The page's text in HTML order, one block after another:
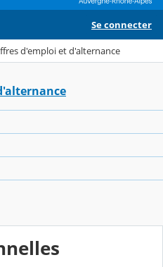
Se connecter
d'emploi et d'alternance